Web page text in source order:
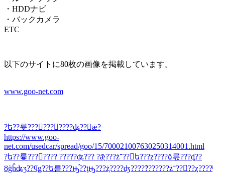
・HDDナビ
・バックカメラ
ETC
以下のサイトに80枚の画像を掲載しています。
www.goo-net.com
?ե??륯??????󡡥????ʥ??󡡣ǣ?
https://www.goo-
net.com/usedcar/spread/goo/15/700021007630250314001.html
?ե??륯??????? ?????ʥ??? ?ǣ̤???ż־??󡣥ե???ȥ????٥륷???ȡ??
ȣģĥʥӡ??ϥǥ??ե륻???ԣ֡??ţԣ???żָ????ʤ????ܺ???????ż־??󥵥??ȥ????ͥ